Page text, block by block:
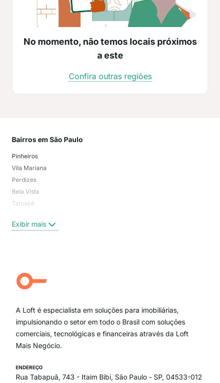
No momento, não temos locais próximos
a este
Confira outras regiões
Bairros em São Paulo
Pinheiros
Vila Mariana
Perdizes
Bela Vista
Tatuapé
Centro
Campo Belo
Ipiranga
Paraíso
Itaim Bibi
Exibir mais
A Loft é especialista em soluções para imobiliárias,
impulsionando o setor em todo o Brasil com soluções
comerciais, tecnológicas e financeiras através da Loft
Mais Negócio.
ENDEREÇO
Rua Tabapuã, 743 - Itaim Bibi, São Paulo - SP, 04533-012